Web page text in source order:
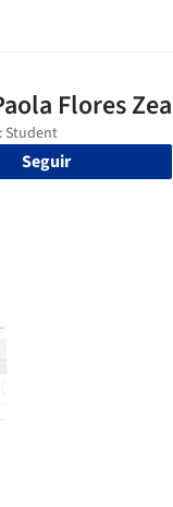
Seguir